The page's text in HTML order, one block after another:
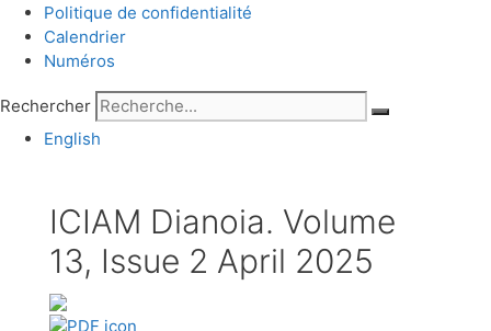
Politique de confidentialité
Calendrier
Numéros
Rechercher
English
ICIAM Dianoia. Volume
13, Issue 2 April 2025